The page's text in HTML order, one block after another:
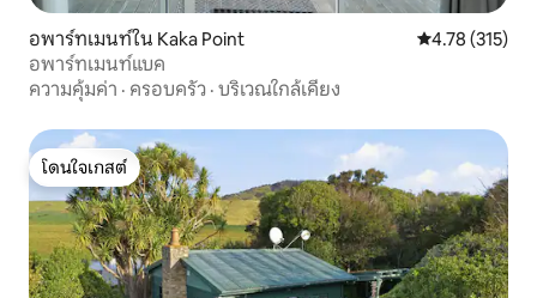
อพาร์ทเมนท์ใน Kaka Point คะแนนเฉลี่ย
4.78 (315)
อพาร์ทเมนท์แบค
ความคุ้มค่า · ครอบครัว · บริเวณใกล้เคียง
โดนใจเกสต์
โดนใจเกสต์